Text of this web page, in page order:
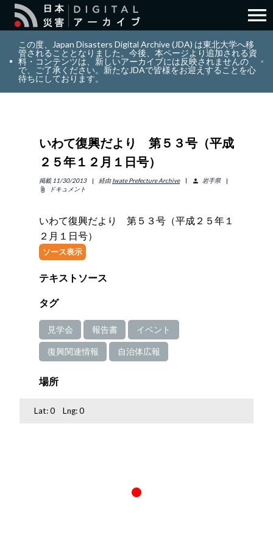
search 検索
layers コレクション
info_outline リソース
アバウト
ENGLISH 日本語
menu
この度、Japan Disasters Digital Archive (JDA) は東北大学へ移
管されることとなりました。今後、本ページより追加される資
料・コンテンツは、新しいアーカイブには反映されませんの
で、ご了承ください。新たなJDAで皆様をお迎えすることを心
待ちにしております。
いわて復興だより 第５３号（平成
２５年１２月１日号）
掲載 11/30/2013 経由 Iwate Prefecture Archive person
岩手県
attach_file
ドキュメント
いわて復興だより 第５３号（平成２５年１
２月１日号）
ソース表示
テキストソース
タグ
見学会 報告書 イベント
復興関連情報 自治体広報
場所
Lat:0 Lng:0